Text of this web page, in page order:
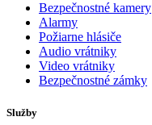
Bezpečnostné kamery
Alarmy
Požiarne hlásiče
Audio vrátniky
Video vrátniky
Bezpečnostné zámky
Služby